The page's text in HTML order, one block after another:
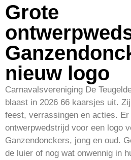
Grote
nieuw logo
Carnavalsvereniging De
blaast in 2026 66 kaarsjes uit.
feest, verrassingen en acties.
ontwerpwedstrijd voor een logo
Ganzendonckers, jong en oud.
de luier of nog wat onwennig in